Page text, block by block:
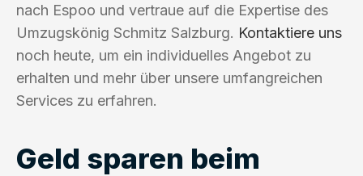
nach Espoo und vertraue auf die Expertise des
Umzugskönig Schmitz Salzburg. Kontaktiere uns
noch heute, um ein individuelles Angebot zu
erhalten und mehr über unsere umfangreichen
Services zu erfahren.
Geld sparen beim